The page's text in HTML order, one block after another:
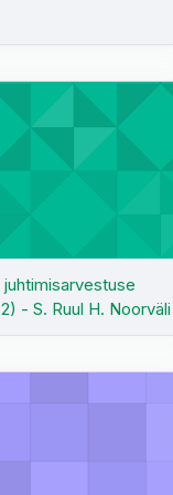
juhtimisarvestuse
- S. Ruul H. Noorväli
- H.